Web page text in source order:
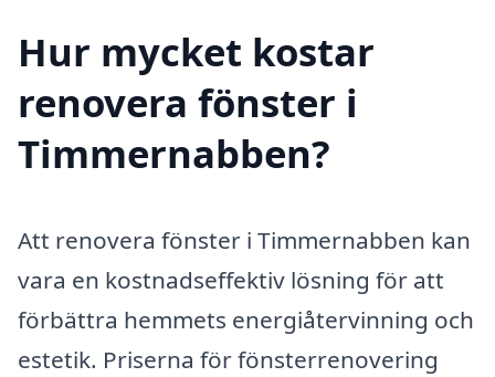
Hur mycket kostar
renovera fönster i
Timmernabben?
Att renovera fönster i Timmernabben kan
vara en kostnadseffektiv lösning för att
förbättra hemmets energiåtervinning och
estetik. Priserna för fönsterrenovering